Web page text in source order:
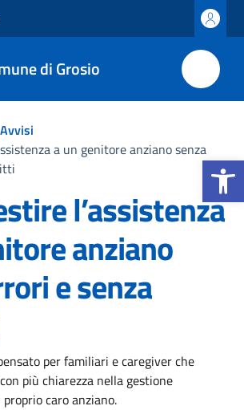
Apri la
di Grosio
Avvisi
a un genitore anziano senza
l’assistenza
anziano
e senza
notizia
per familiari e caregiver che
più chiarezza nella gestione
caro anziano.